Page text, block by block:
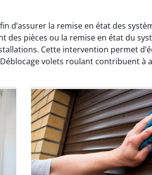
d’assurer la remise en état des
des pièces ou la remise en état du
Cette intervention permet
volets roulant contribuent à